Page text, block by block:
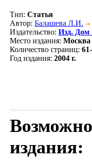
Тип: Статья
Автор: Балашева Л.И.
Издательство: Изд. Дом
Место издания: Москва
Количество страниц:
Год издания: 2004 г.
издания: